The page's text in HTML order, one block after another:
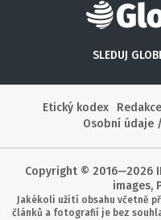
SLEDUJ
Etický kodex
Redakce
Osobní údaje
Copyright © 2016—2026
images,
Jakékoli užití obsahu včetně
článků a fotografií je bez